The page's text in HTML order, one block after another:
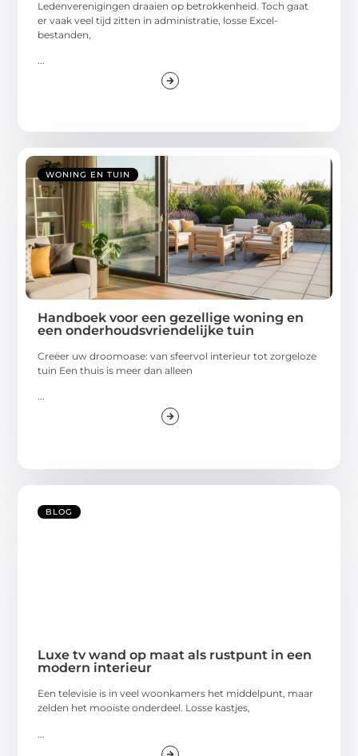
Ledenverenigingen draaien op betrokkenheid. Toch gaat
er vaak veel tijd zitten in administratie, losse Excel-
bestanden,
...
WONING EN TUIN
Handboek voor een gezellige woning en
een onderhoudsvriendelijke tuin
Creëer uw droomoase: van sfeervol interieur tot zorgeloze
tuin Een thuis is meer dan alleen
...
BLOG
Luxe tv wand op maat als rustpunt in een
modern interieur
Een televisie is in veel woonkamers het middelpunt, maar
zelden het mooiste onderdeel. Losse kastjes,